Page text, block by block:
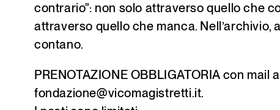
contrario": non solo attraverso quello che
attraverso quello che manca. Nell’archivio,
contano.
PRENOTAZIONE OBBLIGATORIA con mail a
fondazione@vicomagistretti.it.